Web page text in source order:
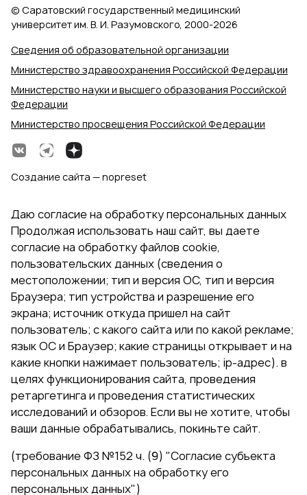
Сведения об образовательной организации
Министерство здравоохранения Российской Федерации
Министерство науки и высшего образования Российской
Федерации
Министерство просвещения Российской Федерации
© Саратовский государственный медицинский
университет им. В. И. Разумовского, 2000‑2026
Создание сайта — nopreset
Даю согласие на обработку персональных данных
Продолжая использовать наш сайт, вы даете
согласие на обработку файлов cookie,
пользовательских данных (сведения о
местоположении; тип и версия ОС, тип и версия
Браузера; тип устройства и разрешение его
экрана; источник откуда пришел на сайт
пользователь; с какого сайта или по какой рекламе;
язык ОС и Браузер; какие страницы открывает и на
какие кнопки нажимает пользователь; ip-адрес). в
целях функционирования сайта, проведения
ретаргетинга и проведения статистических
исследований и обзоров. Если вы не хотите, чтобы
ваши данные обрабатывались, покиньте сайт.
(требование ФЗ №152 ч. (9) "Согласие субъекта
персональных данных на обработку его
персональных данных")